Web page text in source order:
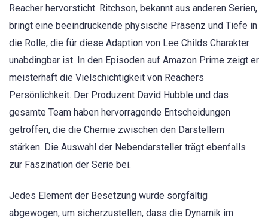
Reacher hervorsticht. Ritchson, bekannt aus anderen Serien,
bringt eine beeindruckende physische Präsenz und Tiefe in
die Rolle, die für diese Adaption von Lee Childs Charakter
unabdingbar ist. In den Episoden auf Amazon Prime zeigt er
meisterhaft die Vielschichtigkeit von Reachers
Persönlichkeit. Der Produzent David Hubble und das
gesamte Team haben hervorragende Entscheidungen
getroffen, die die Chemie zwischen den Darstellern
stärken. Die Auswahl der Nebendarsteller trägt ebenfalls
zur Faszination der Serie bei.
Jedes Element der Besetzung wurde sorgfältig
abgewogen, um sicherzustellen, dass die Dynamik im